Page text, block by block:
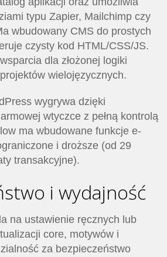
typu Zapier, Mailchimp czy
wbudowany CMS do prostych
czysty kod HTML/CSS/JS.
dla złożonej logiki
wielojęzycznych.
wygrywa dzięki
wtyczce z pełną kontrolą
ma wbudowane funkcje e-
i droższe (od 29
transakcyjne).
i wydajność
na ustawienie ręcznych lub
core, motywów i
za bezpieczeństwo